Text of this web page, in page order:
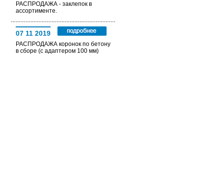
РАСПРОДАЖА - заклепок в
ассортименте.
07 11 2019
РАСПРОДАЖА коронок по бетону
в сборе (с адаптером 100 мм)